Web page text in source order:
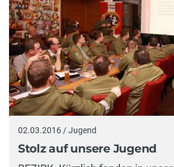
02.03.2016 / Jugend
Stolz auf unsere Jugend